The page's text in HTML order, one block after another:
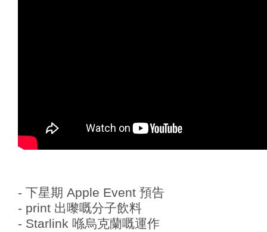
- 下星期 Apple Event 預告
- print 出嚟嘅分子飲料
- Starlink 喺烏克蘭嘅運作